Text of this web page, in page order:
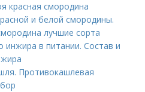
красная смородина
и белой смородины.
лучшие сорта
инжира в питании. Состав и
Противокашлевая